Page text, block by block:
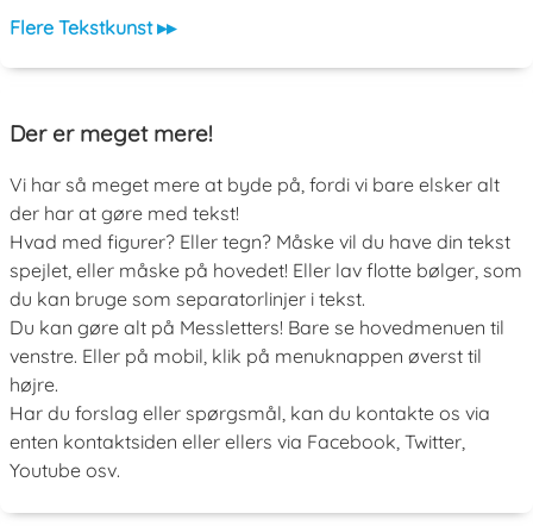
Flere Tekstkunst ▸▸
Der er meget mere!
Vi har så meget mere at byde på, fordi vi bare elsker alt
der har at gøre med tekst!
Hvad med figurer? Eller tegn? Måske vil du have din tekst
spejlet, eller måske på hovedet! Eller lav flotte bølger, som
du kan bruge som separatorlinjer i tekst.
Du kan gøre alt på Messletters! Bare se hovedmenuen til
venstre. Eller på mobil, klik på menuknappen øverst til
højre.
Har du forslag eller spørgsmål, kan du kontakte os via
enten kontaktsiden eller ellers via Facebook, Twitter,
Youtube osv.